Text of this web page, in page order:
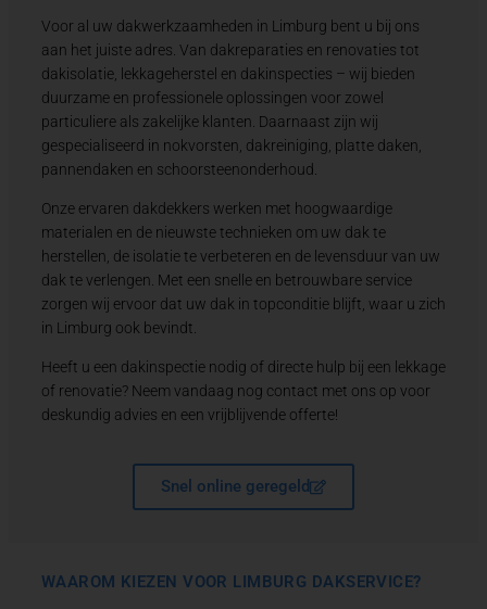
Voor al uw dakwerkzaamheden in Limburg bent u bij ons
aan het juiste adres. Van dakreparaties en renovaties tot
dakisolatie, lekkageherstel en dakinspecties – wij bieden
duurzame en professionele oplossingen voor zowel
particuliere als zakelijke klanten. Daarnaast zijn wij
gespecialiseerd in nokvorsten, dakreiniging, platte daken,
pannendaken en schoorsteenonderhoud.
Onze ervaren dakdekkers werken met hoogwaardige
materialen en de nieuwste technieken om uw dak te
herstellen, de isolatie te verbeteren en de levensduur van uw
dak te verlengen. Met een snelle en betrouwbare service
zorgen wij ervoor dat uw dak in topconditie blijft, waar u zich
in Limburg ook bevindt.
Heeft u een dakinspectie nodig of directe hulp bij een lekkage
of renovatie? Neem vandaag nog contact met ons op voor
deskundig advies en een vrijblijvende offerte!
Snel online geregeld
WAAROM KIEZEN VOOR LIMBURG DAKSERVICE?